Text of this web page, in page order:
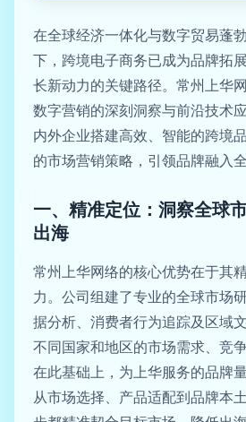
在全球经济一体化与数字贸易蓬
下，跨境电子商务已成为品牌拓
长新动力的关键路径。常州上华
数字营销的深刻洞察与前沿技术
内外企业搭建高效、智能的跨境
的市场营销策略，引领品牌融入
一、精准定位：洞察全球
出海
常州上华网络的核心优势在于其
力。公司组建了专业的全球市场
据分析、消费者行为追踪及区域
不同国家和地区的市场需求、竞
在此基础上，为上华服务的品牌
从市场选择、产品适配到品牌本